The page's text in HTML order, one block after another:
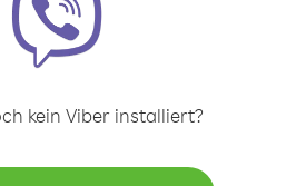
kein Viber installiert?